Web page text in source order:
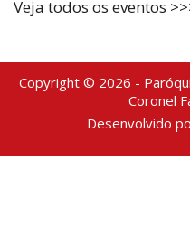
Veja todos os eventos
Copyright © 2026 -
Coronel
Desenvolvido